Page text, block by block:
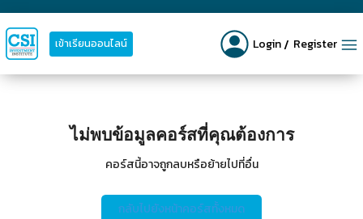
เข้าเรียนออนไลน์ Login Register
ไม่พบข้อมูลคอร์สที่คุณต้องการ
คอร์สนี้อาจถูกลบหรือย้ายไปที่อื่น
กลับไปยังหน้าคอร์สทั้งหมด